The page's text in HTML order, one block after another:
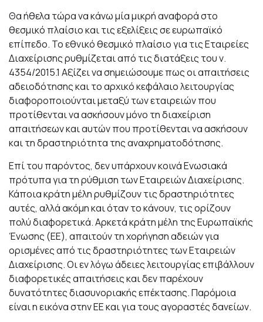
Θα ήθελα τώρα να κάνω μία μικρή αναφορά στο
θεσμικό πλαίσιο και τις εξελίξεις σε ευρωπαϊκό
επίπεδο. Το εθνικό θεσμικό πλαίσιο για τις Εταιρείες
Διαχείρισης ρυθμίζεται από τις διατάξεις του ν.
4354/2015.1 Αξίζει να σημειώσουμε πως οι απαιτήσεις
αδειοδότησης και το αρχικό κεφάλαιο λειτουργίας
διαφοροποιούνται μεταξύ των εταιρειών που
προτίθενται να ασκήσουν μόνο τη διαχείριση
απαιτήσεων και αυτών που προτίθενται να ασκήσουν
και τη δραστηριότητα της αναχρηματοδότησης.
Επί του παρόντος, δεν υπάρχουν κοινά Ενωσιακά
πρότυπα για τη ρύθμιση των Εταιρειών Διαχείρισης.
Κάποια κράτη μέλη ρυθμίζουν τις δραστηριότητες
αυτές, αλλά ακόμη και όταν το κάνουν, τις ορίζουν
πολύ διαφορετικά. Αρκετά κράτη μέλη της Ευρωπαϊκής
Ένωσης (ΕΕ), απαιτούν τη χορήγηση αδειών για
ορισμένες από τις δραστηριότητες των Εταιρειών
Διαχείρισης. Οι εν λόγω άδειες λειτουργίας επιβάλλουν
διαφορετικές απαιτήσεις και δεν παρέχουν
δυνατότητες διασυνοριακής επέκτασης. Παρόμοια
είναι η εικόνα στην ΕΕ και για τους αγοραστές δανείων.